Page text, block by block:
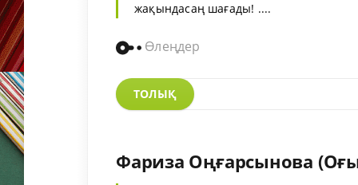
жақындасаң шағады! ....
Өлеңдер
ТОЛЫҚ
Фариза Оңғарсынова